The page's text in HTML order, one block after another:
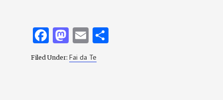
Fa
ce
M
as
to
E
m
ai
Filed Under: Fai da Te